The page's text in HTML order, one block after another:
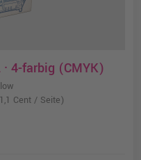
4-farbig (CMYK)
Cent / Seite)